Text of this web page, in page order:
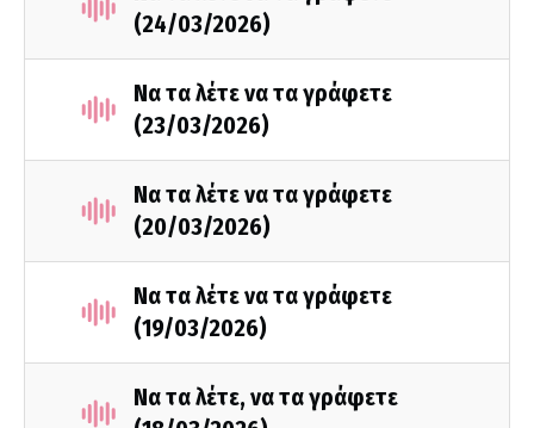
(24/03/2026)
Να τα λέτε να τα γράφετε
(23/03/2026)
Να τα λέτε να τα γράφετε
(20/03/2026)
Να τα λέτε να τα γράφετε
(19/03/2026)
Να τα λέτε, να τα γράφετε